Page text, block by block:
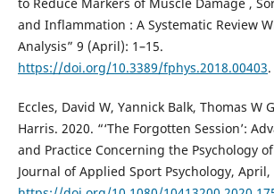
to Reduce Markers of Muscle Damage ,
and Inflammation : A Systematic Review
Analysis” 9 (April): 1–15.
https://doi.org/10.3389/fphys.2018.00403.
Eccles, David W, Yannick Balk, Thomas W
Harris. 2020. “‘The Forgotten Session’:
and Practice Concerning the Psychology
Journal of Applied Sport Psychology, April,